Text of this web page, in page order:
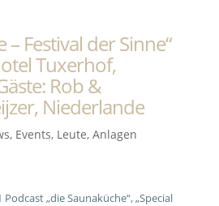
– Festival der Sinne“
Tuxerhof,
Rob &
Niederlande
, Events, Leute, Anlagen
„die Saunaküche“, „Special